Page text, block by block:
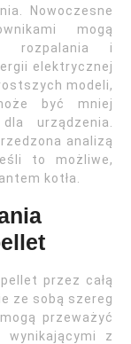
Nowoczesne
mogą
rozpalania i
elektrycznej
modeli,
być mniej
urządzenia.
analizą
to możliwe,
kotła.
przez całą
ze sobą szereg
przeważyć
wynikającymi z